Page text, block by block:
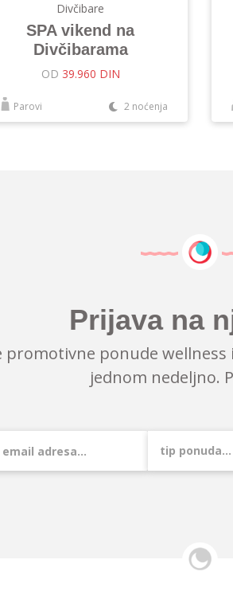
Divčibare
SPA vikend na
Divčibarama
OD 39.960 DIN
Parovi 2 noćenja
Prijava na
promotivne ponude
jednom nedeljno.